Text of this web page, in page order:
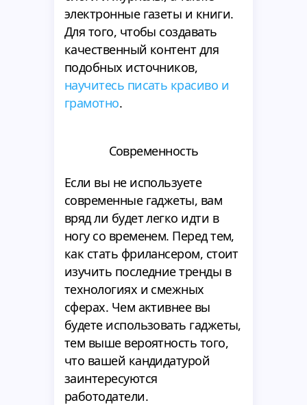
электронные газеты и книги.
Для того, чтобы создавать
качественный контент для
подобных источников,
научитесь писать красиво и
грамотно.
Современность
Если вы не используете
современные гаджеты, вам
вряд ли будет легко идти в
ногу со временем. Перед тем,
как стать фрилансером, стоит
изучить последние тренды в
технологиях и смежных
сферах. Чем активнее вы
будете использовать гаджеты,
тем выше вероятность того,
что вашей кандидатурой
заинтересуются
работодатели.